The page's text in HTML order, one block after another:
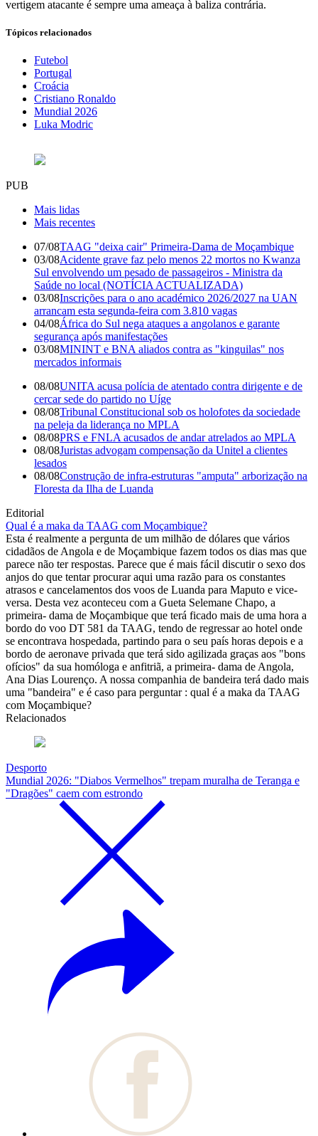
vertigem atacante é sempre uma ameaça à baliza contrária.
Tópicos relacionados
Futebol
Portugal
Croácia
Cristiano Ronaldo
Mundial 2026
Luka Modric
PUB
Mais lidas
Mais recentes
07/08TAAG "deixa cair" Primeira-Dama de Moçambique
03/08Acidente grave faz pelo menos 22 mortos no Kwanza
Sul envolvendo um pesado de passageiros - Ministra da
Saúde no local (NOTÍCIA ACTUALIZADA)
03/08Inscrições para o ano académico 2026/2027 na UAN
arrancam esta segunda-feira com 3.810 vagas
04/08África do Sul nega ataques a angolanos e garante
segurança após manifestações
03/08MININT e BNA aliados contra as "kinguilas" nos
mercados informais
08/08UNITA acusa polícia de atentado contra dirigente e de
cercar sede do partido no Uíge
08/08Tribunal Constitucional sob os holofotes da sociedade
na peleja da liderança no MPLA
08/08PRS e FNLA acusados de andar atrelados ao MPLA
08/08Juristas advogam compensação da Unitel a clientes
lesados
08/08Construção de infra-estruturas "amputa" arborização na
Floresta da Ilha de Luanda
Editorial
Qual é a maka da TAAG com Moçambique?
Esta é realmente a pergunta de um milhão de dólares que vários
cidadãos de Angola e de Moçambique fazem todos os dias mas que
parece não ter respostas. Parece que é mais fácil discutir o sexo dos
anjos do que tentar procurar aqui uma razão para os constantes
atrasos e cancelamentos dos voos de Luanda para Maputo e vice-
versa. Desta vez aconteceu com a Gueta Selemane Chapo, a
primeira- dama de Moçambique que terá ficado mais de uma hora a
bordo do voo DT 581 da TAAG, tendo de regressar ao hotel onde
se encontrava hospedada, partindo para o seu país horas depois e a
bordo de aeronave privada que terá sido agilizada graças aos "bons
ofícios" da sua homóloga e anfitriã, a primeira- dama de Angola,
Ana Dias Lourenço. A nossa companhia de bandeira terá dado mais
uma "bandeira" e é caso para perguntar : qual é a maka da TAAG
com Moçambique?
Relacionados
Desporto
Mundial 2026: "Diabos Vermelhos" trepam muralha de Teranga e
"Dragões" caem com estrondo